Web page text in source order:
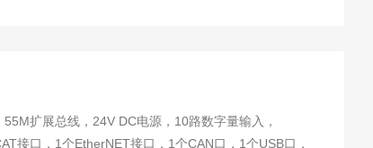
接口，1个EtherNET接口，1个CAN口，1个USB口，